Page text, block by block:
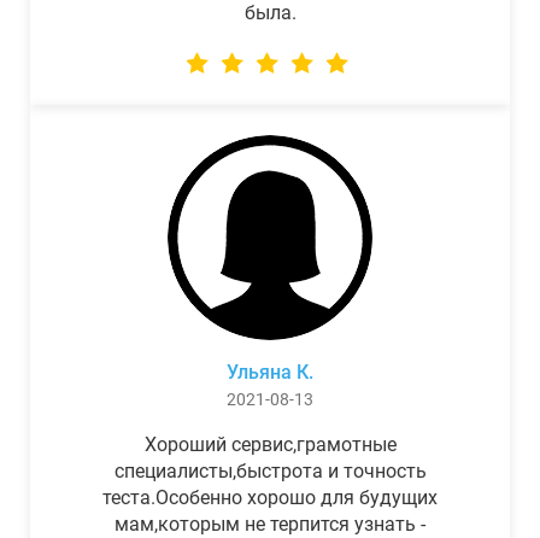
была.
Ульяна К.
2021-08-13
Хороший сервис,грамотные
специалисты,быстрота и точность
теста.Особенно хорошо для будущих
мам,которым не терпится узнать -